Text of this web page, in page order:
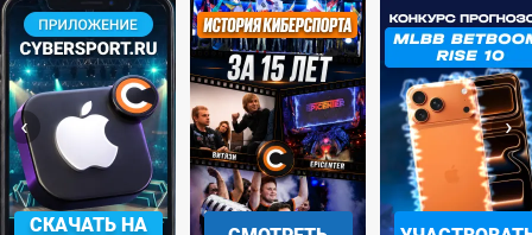
СКАЧАТЬ НА
‹ ›